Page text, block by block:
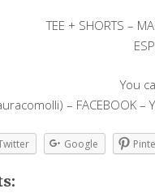
TEE + SHORTS –
You
– FACEBOOK –
Google